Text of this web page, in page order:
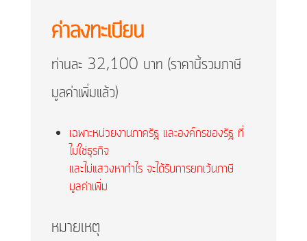
ค่าลงทะเบียน
ท่านละ 32,100 บาท (ราคานี้รวมภาษี
มูลค่าเพิ่มแล้ว)
เฉพาะหน่วยงานภาครัฐ และองค์กรของรัฐ ที่
ไม่ใช่ธุรกิจ
และไม่แสวงหากำไร จะได้รับการยกเว้นภาษี
มูลค่าเพิ่ม
หมายเหตุ